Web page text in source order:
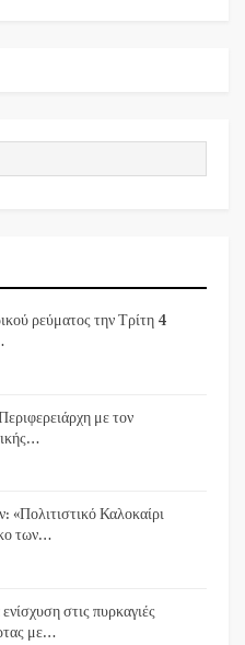
ρεύματος την Τρίτη 4
με τον
«Πολιτιστικό Καλοκαίρι
των…
στις πυρκαγιές
με…